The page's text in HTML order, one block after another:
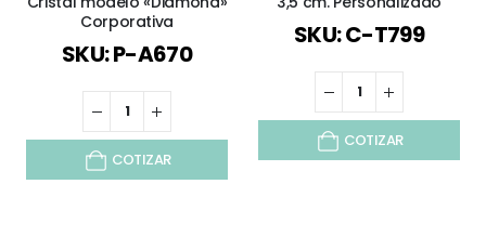
Corporativa
SKU: P-A670
COTIZAR
SKU: C-T799
COTIZAR